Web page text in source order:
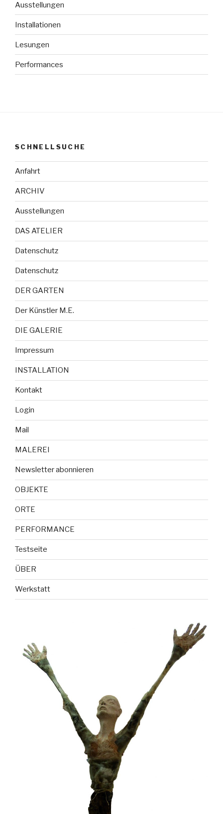
Ausstellungen
Installationen
Lesungen
Performances
SCHNELLSUCHE
Anfahrt
ARCHIV
Ausstellungen
DAS ATELIER
Datenschutz
Datenschutz
DER GARTEN
Der Künstler M.E.
DIE GALERIE
Impressum
INSTALLATION
Kontakt
Login
Mail
MALEREI
Newsletter abonnieren
OBJEKTE
ORTE
PERFORMANCE
Testseite
ÜBER
Werkstatt